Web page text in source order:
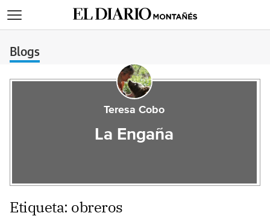
Blogs
Teresa Cobo
La Engaña
Etiqueta: obreros